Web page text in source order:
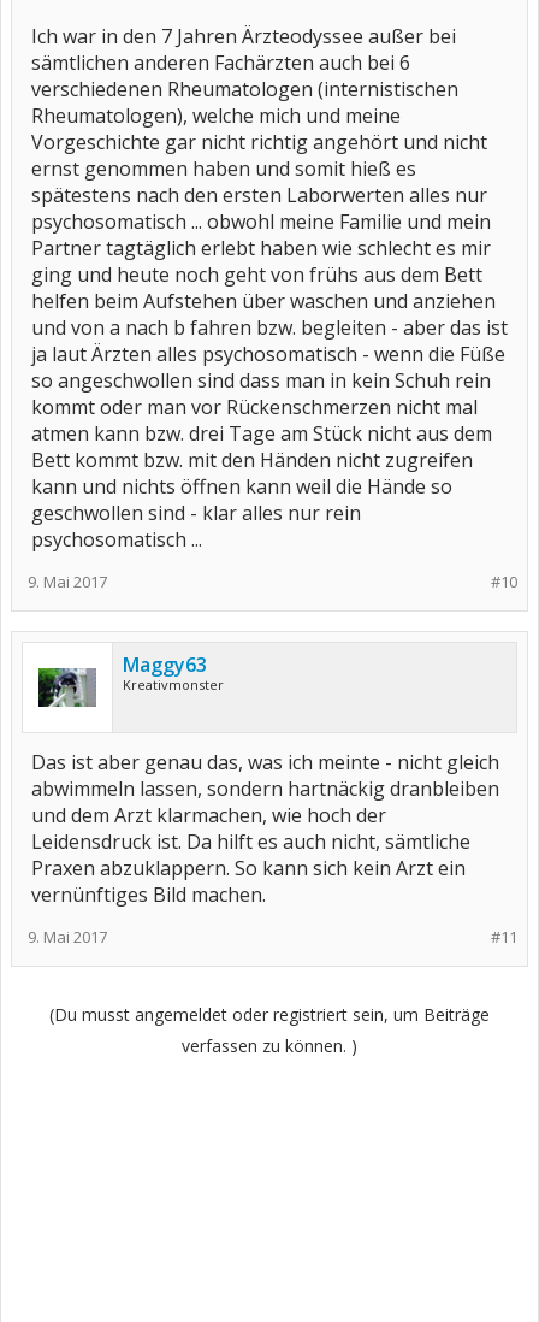
Rheumatologen aufsuchen, der am besten von der fraglichen
Psychosomatik nichts erfährt, sondern bei Null anfängt und die
Diagnostik erneut anleiert.
Ich war in den 7 Jahren Ärzteodyssee außer bei
sämtlichen anderen Fachärzten auch bei 6
verschiedenen Rheumatologen (internistischen
Rheumatologen), welche mich und meine
Vorgeschichte gar nicht richtig angehört und nicht
ernst genommen haben und somit hieß es
spätestens nach den ersten Laborwerten alles nur
psychosomatisch ... obwohl meine Familie und mein
Partner tagtäglich erlebt haben wie schlecht es mir
ging und heute noch geht von frühs aus dem Bett
helfen beim Aufstehen über waschen und anziehen
und von a nach b fahren bzw. begleiten - aber das ist
ja laut Ärzten alles psychosomatisch - wenn die Füße
so angeschwollen sind dass man in kein Schuh rein
kommt oder man vor Rückenschmerzen nicht mal
atmen kann bzw. drei Tage am Stück nicht aus dem
Bett kommt bzw. mit den Händen nicht zugreifen
kann und nichts öffnen kann weil die Hände so
geschwollen sind - klar alles nur rein
psychosomatisch ...
#10
9. Mai 2017
Maggy63
Kreativmonster
Das ist aber genau das, was ich meinte - nicht gleich
abwimmeln lassen, sondern hartnäckig dranbleiben
und dem Arzt klarmachen, wie hoch der
Leidensdruck ist. Da hilft es auch nicht, sämtliche
Praxen abzuklappern. So kann sich kein Arzt ein
vernünftiges Bild machen.
#11
9. Mai 2017
(Du musst angemeldet oder registriert sein, um Beiträge
verfassen zu können. )